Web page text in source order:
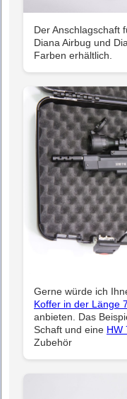
Der Anschlagschaft
Diana Airbug und
Farben erhältlich.
Gerne würde ich
Koffer in der Länge
anbieten. Das
Schaft und eine HW
Zubehör